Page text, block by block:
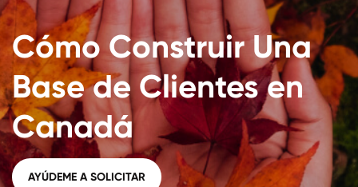
Cómo Construir Una
Base de Clientes en
Canadá
AYÚDEME A SOLICITAR
Acerca De Nosotros
Blog
FAQ
COMENZAR
Iniciar sesión en su cuenta